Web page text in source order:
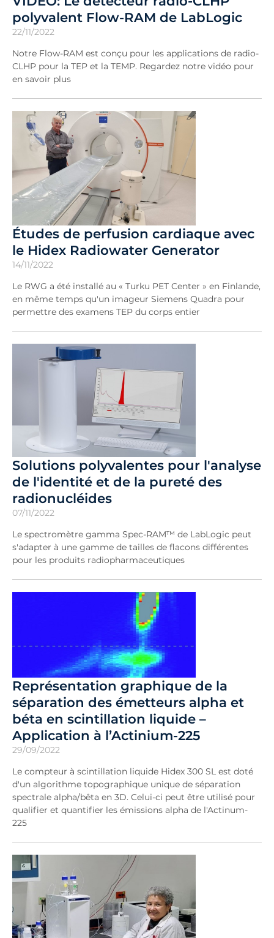
polyvalent Flow-RAM de LabLogic
22/11/2022
Notre Flow-RAM est conçu pour les applications de radio-
CLHP pour la TEP et la TEMP. Regardez notre vidéo pour
en savoir plus
Études de perfusion cardiaque avec
le Hidex Radiowater Generator
14/11/2022
Le RWG a été installé au « Turku PET Center » en Finlande,
en même temps qu'un imageur Siemens Quadra pour
permettre des examens TEP du corps entier
Solutions polyvalentes pour l'analyse
de l'identité et de la pureté des
radionucléides
07/11/2022
Le spectromètre gamma Spec-RAM™ de LabLogic peut
s'adapter à une gamme de tailles de flacons différentes
pour les produits radiopharmaceutiques
Représentation graphique de la
séparation des émetteurs alpha et
béta en scintillation liquide –
Application à l’Actinium-225
29/09/2022
Le compteur à scintillation liquide Hidex 300 SL est doté
d'un algorithme topographique unique de séparation
spectrale alpha/bêta en 3D. Celui-ci peut être utilisé pour
qualifier et quantifier les émissions alpha de l'Actinum-
225